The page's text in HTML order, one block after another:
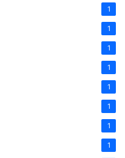
1
1
1
1
1
1
1
1